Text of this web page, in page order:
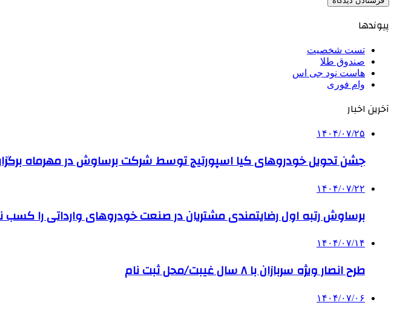
پیوندها
تست شخصیت
صندوق طلا
هاست نود جی اس
وام فوری
آخرین اخبار
۱۴۰۴/۰۷/۲۵
جشن تحویل خودروهای کیا اسپورتیج توسط شرکت برساوش در مهرماه
۱۴۰۴/۰۷/۲۲
برساوش رتبه اول رضایتمندی مشتریان در صنعت خودروهای وارداتی را کسب
۱۴۰۴/۰۷/۱۴
طرح انصار ویژه سربازان با ۸ سال غیبت/محل ثبت نام
۱۴۰۴/۰۷/۰۶